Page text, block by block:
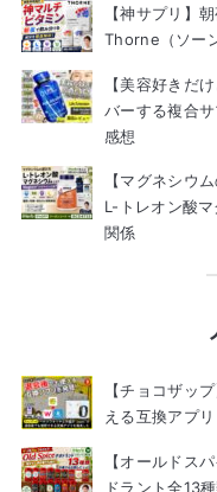
【神サプリ】
Thorne（ソー
【美容好きだ
バーする複合
感想
【マグネシウ
L-トレオン酸
関係
【チョコザッ
える互換アプリ
【オールドス
ドラント全13